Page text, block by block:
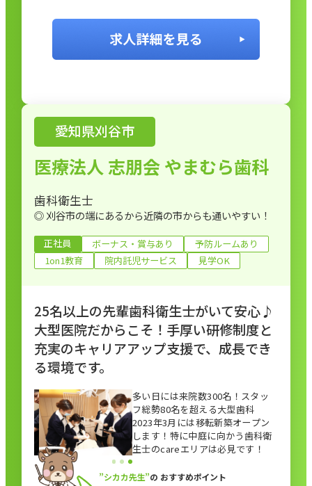
愛知県刈谷市
医療法人 志朋会 やまむら歯科
歯科衛生士
◎ 刈谷市の端にあるから近隣の市からも通いやすい！
正社員 ボーナス・賞与あり
予防ルームあり
1on1教育
院内託児サービス 見学OK
25名以上の先輩歯科衛生士がいて安心♪
大型医院だからこそ！手厚い研修制度と
充実のキャリアアップ支援で、成長でき
る環境です。
多い日には来院数300名！スタッ
フ総勢80名を超える大型歯科
2023年3月には移転新築オープン
します！特に中庭に向かう歯科衛
生士のcareエリアは必見です！
”シカカ先生”の おすすめポイント